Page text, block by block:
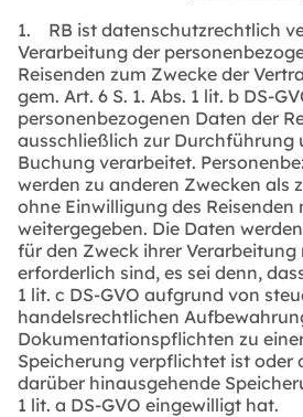
1. RB ist datenschutzrechtlich
Verarbeitung der
Reisenden zum Zwecke der
gem. Art. 6 S. 1. Abs. 1 lit. b DS-
personenbezogenen Daten der
ausschließlich zur Durchführung
Buchung verarbeitet.
werden zu anderen Zwecken als
ohne Einwilligung des
weitergegeben. Die Daten
für den Zweck ihrer Verarbeitung
erforderlich sind, es sei denn,
1 lit. c DS-GVO aufgrund von
handelsrechtlichen
Dokumentationspflichten zu
Speicherung verpflichtet ist oder
darüber hinausgehende
1 lit. a DS-GVO eingewilligt hat.